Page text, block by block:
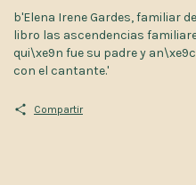
b'Elena Irene Gardes, familiar
libro las ascendencias
qui\xe9n fue su padre y
con el cantante.'
Compartir